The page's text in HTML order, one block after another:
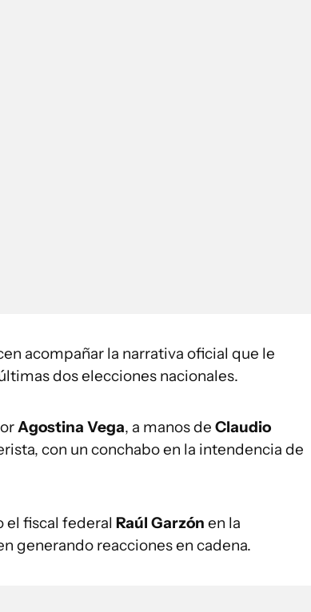
acompañar la narrativa oficial que le
dos elecciones nacionales.
Agostina Vega, a manos de Claudio
con un conchabo en la intendencia de
el fiscal federal Raúl Garzón en la
generando reacciones en cadena.